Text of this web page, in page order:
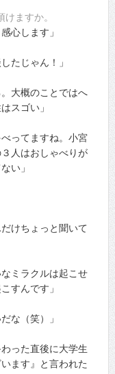
ますか。
心します」
たじゃん！」
大概のことではへ
スゴい」
ってますね。小宮
人はおしゃべりが
い」
けちょっと聞いて
ミラクルは起こせ
すんです」
な（笑）」
った直後に大学生
ます』と言われた